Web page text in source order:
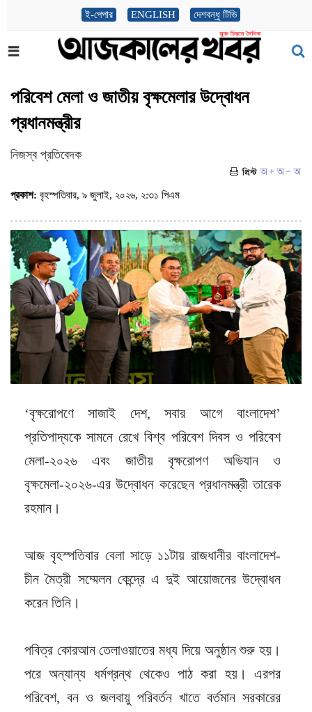
ই-পেপার ENGLISH দেশবন্ধু টিভি
পরিবেশ মেলা ও জাতীয় বৃক্ষমেলার উদ্বোধন
প্রধানমন্ত্রীর
নিজস্ব প্রতিবেদক
প্রকাশ: বৃহস্পতিবার, ৯ জুলাই, ২০২৬, ২:৩১ পিএম
‘বৃক্ষরোপণে সাজাই দেশ, সবার আগে বাংলাদেশ’
প্রতিপাদ্যকে সামনে রেখে বিশ্ব পরিবেশ দিবস ও পরিবেশ
মেলা-২০২৬ এবং জাতীয় বৃক্ষরোপণ অভিযান ও
বৃক্ষমেলা-২০২৬-এর উদ্বোধন করেছেন প্রধানমন্ত্রী তারেক
রহমান।
আজ বৃহস্পতিবার বেলা সাড়ে ১১টায় রাজধানীর বাংলাদেশ-
চীন মৈত্রী সম্মেলন কেন্দ্রে এ দুই আয়োজনের উদ্বোধন
করেন তিনি।
পবিত্র কোরআন তেলাওয়াতের মধ্য দিয়ে অনুষ্ঠান শুরু হয়।
পরে অন্যান্য ধর্মগ্রন্থ থেকেও পাঠ করা হয়। এরপর
পরিবেশ, বন ও জলবায়ু পরিবর্তন খাতে বর্তমান সরকারের